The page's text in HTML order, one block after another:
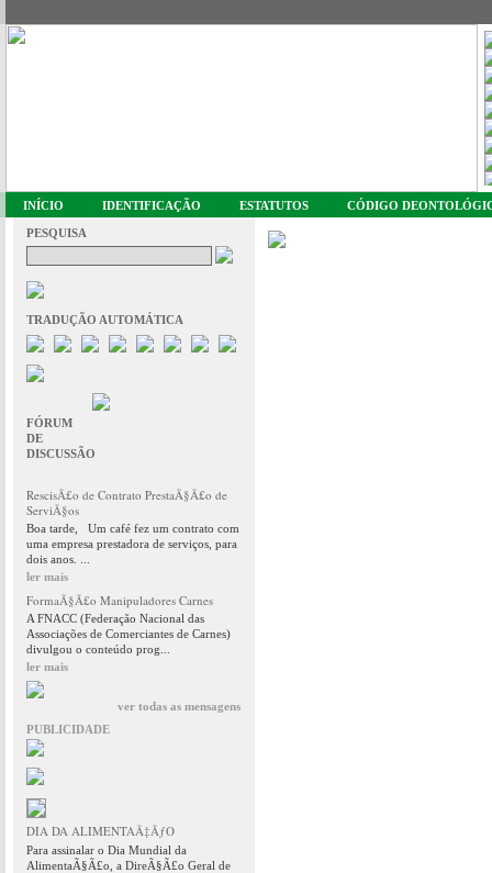
INÍCIO IDENTIFICAÇÃO ESTATUTOS CÓDIGO
PESQUISA
TRADUÇÃO AUTOMÁTICA
FÓRUM
DE
DISCUSSÃO
RescisÃ£o de Contrato PrestaÃ§Ã£o de
ServiÃ§os
Boa tarde, Um café fez um contrato com
uma empresa prestadora de serviços, para
dois anos. ...
ler mais
FormaÃ§Ã£o Manipuladores Carnes
A FNACC (Federação Nacional das
Associações de Comerciantes de Carnes)
divulgou o conteúdo prog...
ler mais
ver todas as mensagens
PUBLICIDADE
DIA DA ALIMENTAÃ‡ÃƒO
Para assinalar o Dia Mundial da
AlimentaÃ§Ã£o, a DireÃ§Ã£o Geral de